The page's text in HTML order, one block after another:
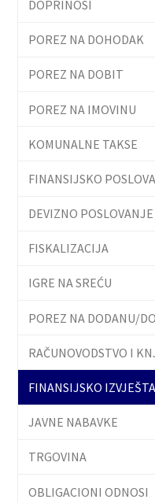
DOPRINOSI
POREZ NA DOHODAK
POREZ NA DOBIT
POREZ NA IMOVINU
KOMUNALNE TAKSE
FINANSIJSKO
DEVIZNO POSLOVANJE
FISKALIZACIJA
IGRE NA SREĆU
POREZ NA DODANU/
RAČUNOVODSTVO I
FINANSIJSKO
JAVNE NABAVKE
TRGOVINA
OBLIGACIONI ODNOSI